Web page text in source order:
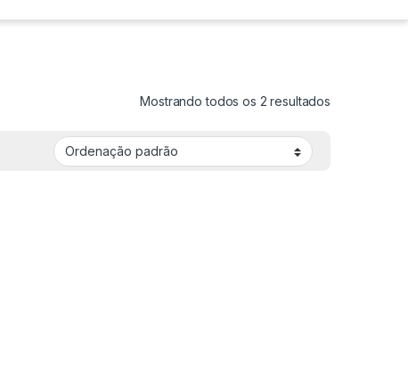
Mostrando todos os 2 resultados